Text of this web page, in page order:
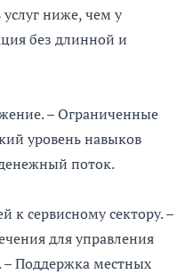
ниже, чем у
без длинной и
– Ограниченные
уровень навыков
поток.
к сервисному сектору. –
для управления
Поддержка местных